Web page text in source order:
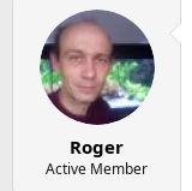
Roger
Active Member